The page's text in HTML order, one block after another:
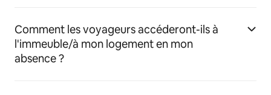
Comment les voyageurs accéderont-ils à
l'immeuble/à mon logement en mon
absence ?